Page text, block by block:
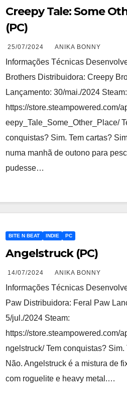
Creepy Tale: Some
(PC)
25/07/2024 ANIKA BONNY
Informações Técnicas
Brothers Distribuidora: Creepy
Lançamento: 30/mai./2024 Steam:
https://store.steampowered.com/
eepy_Tale_Some_Other_Place/
conquistas? Sim. Tem cartas?
numa manhã de outono para
pudesse…
BITE N BEAT INDIE PC
Angelstruck (PC)
14/07/2024 ANIKA BONNY
Informações Técnicas
Paw Distribuidora: Feral Paw
5/jul./2024 Steam:
https://store.steampowered.com/
ngelstruck/ Tem conquistas? Sim.
Não. Angelstruck é a mistura de
com roguelite e heavy metal.…